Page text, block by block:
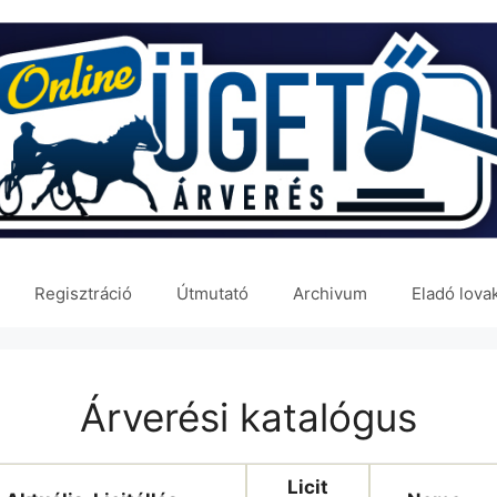
Regisztráció Útmutató Archivum Eladó
Árverési katalógus
Licit